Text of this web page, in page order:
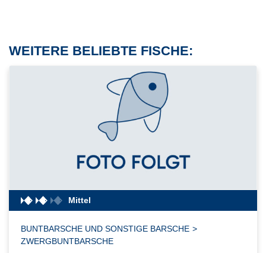
WEITERE BELIEBTE FISCHE:
Mittel
BUNTBARSCHE UND SONSTIGE BARSCHE >
ZWERGBUNTBARSCHE